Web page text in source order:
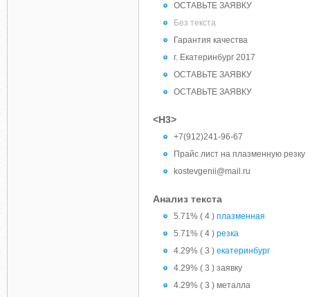
ОСТАВЬТЕ ЗАЯВКУ
Без текста
Гарантия качества
г. Екатеринбург 2017
ОСТАВЬТЕ ЗАЯВКУ
ОСТАВЬТЕ ЗАЯВКУ
<H3>
+7(912)241-96-67
Прайс лист на плазменную резку
kostevgenii@mail.ru
Анализ текста
5.71% ( 4 ) плазменная
5.71% ( 4 ) резка
4.29% ( 3 ) екатеринбург
4.29% ( 3 ) заявку
4.29% ( 3 ) металла